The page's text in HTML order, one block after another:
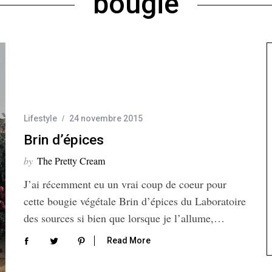
Lifestyle 24 novembre 2015
Brin d’épices
by The Pretty Cream
J’ai récemment eu un vrai coup de coeur pour
cette bougie végétale Brin d’épices du Laboratoire
des sources si bien que lorsque je l’allume,…
Read More